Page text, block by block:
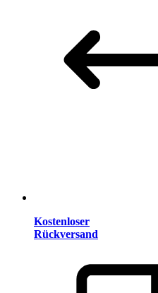
Kostenloser
Rückversand